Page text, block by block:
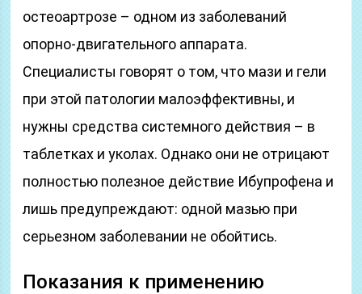
остеоартрозе – одном из заболеваний
опорно-двигательного аппарата.
Специалисты говорят о том, что мази и гели
при этой патологии малоэффективны, и
нужны средства системного действия – в
таблетках и уколах. Однако они не отрицают
полностью полезное действие Ибупрофена и
лишь предупреждают: одной мазью при
серьезном заболевании не обойтись.
Показания к применению